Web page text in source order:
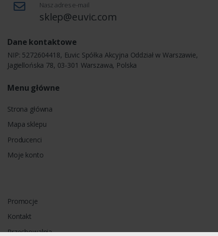
Nasz adres e-mail
sklep@euvic.com
Dane kontaktowe
NIP: 5272604418, Euvic Spółka Akcyjna Oddział w Warszawie,
Jagiellońska 78, 03-301 Warszawa, Polska
Menu główne
Strona główna
Mapa sklepu
Producenci
Moje konto
Promocje
Kontakt
Przechowalnia